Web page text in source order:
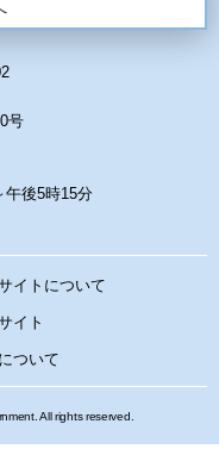
号
午後5時15分
イトについて
イト
ついて
All rights reserved.